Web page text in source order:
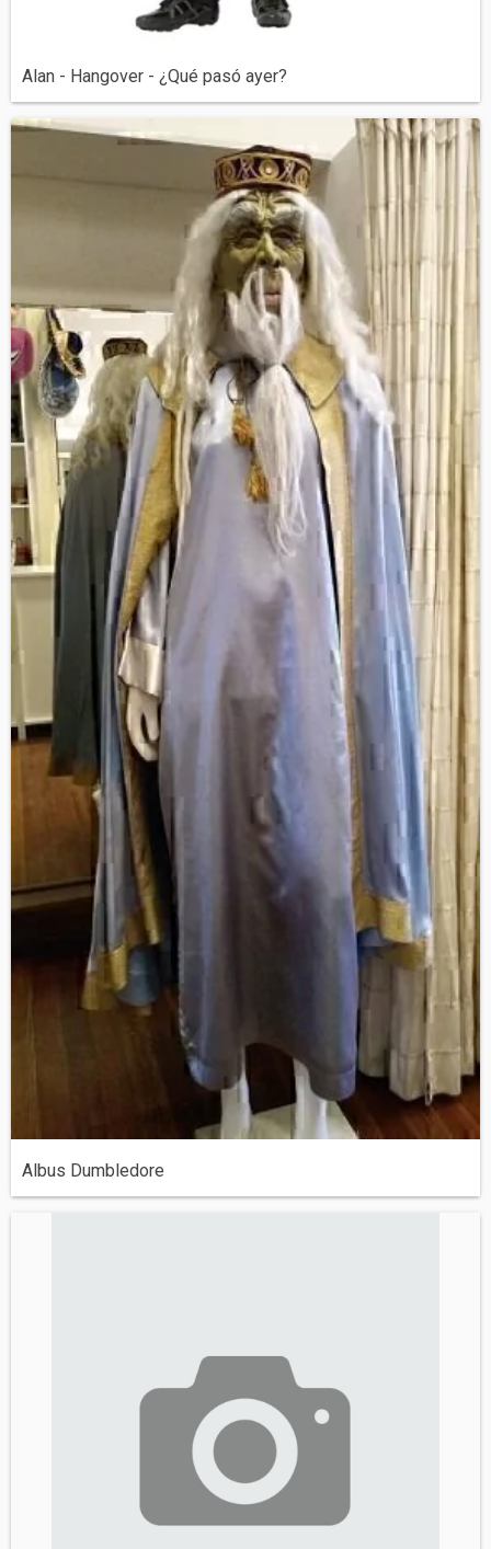
Alan - Hangover - ¿Qué pasó ayer?
Albus Dumbledore